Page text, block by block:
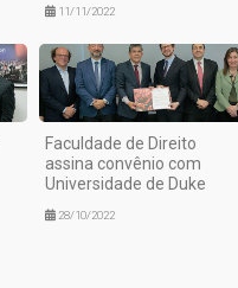
11/11/2022
Faculdade de Direito
assina convênio com
Universidade de Duke
28/10/2022